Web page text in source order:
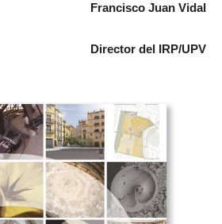
Francisco Juan Vidal
Director del IRP/UPV